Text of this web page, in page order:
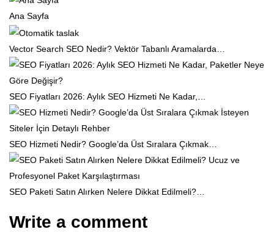
Ana Sayfa
Vector Search SEO Nedir? Vektör Tabanlı Aramalarda…
SEO Fiyatları 2026: Aylık SEO Hizmeti Ne Kadar,…
SEO Hizmeti Nedir? Google’da Üst Sıralara Çıkmak…
SEO Paketi Satın Alırken Nelere Dikkat Edilmeli?…
Write a comment